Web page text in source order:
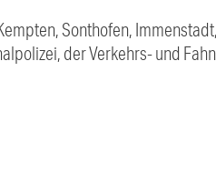
Sonthofen,
der Verkehrs- und